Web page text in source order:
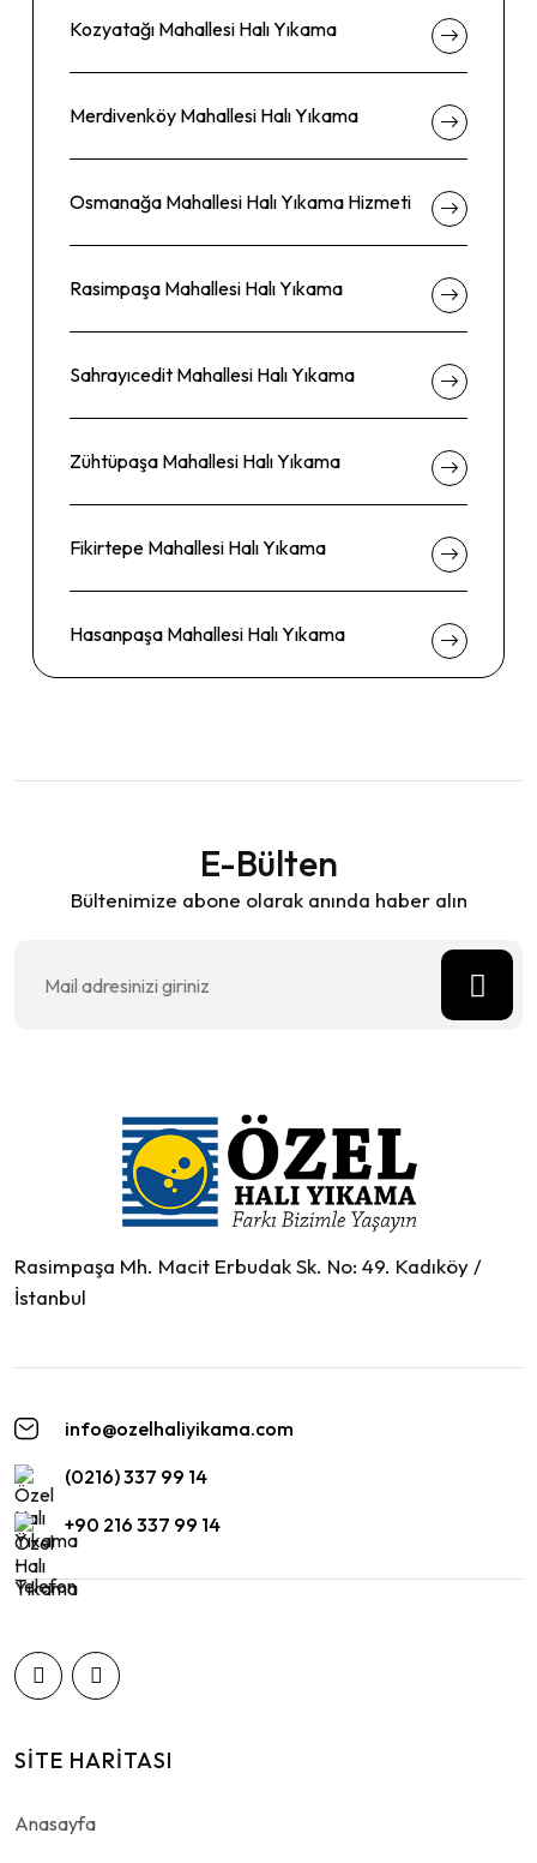
Kozyatağı Mahallesi Halı Yıkama
Merdivenköy Mahallesi Halı Yıkama
Osmanağa Mahallesi Halı Yıkama Hizmeti
Rasimpaşa Mahallesi Halı Yıkama
Sahrayıcedit Mahallesi Halı Yıkama
Zühtüpaşa Mahallesi Halı Yıkama
Fikirtepe Mahallesi Halı Yıkama
Hasanpaşa Mahallesi Halı Yıkama
E-Bülten
Bültenimize abone olarak anında haber alın
Rasimpaşa Mh. Macit Erbudak Sk. No: 49. Kadıköy /
İstanbul
info@ozelhaliyikama.com
(0216) 337 99 14
+90 216 337 99 14
SITE HARITASI
Anasayfa